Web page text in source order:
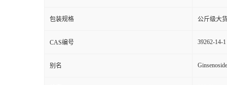
包装规格 公斤级大
CAS编号 39262-14-1
别名